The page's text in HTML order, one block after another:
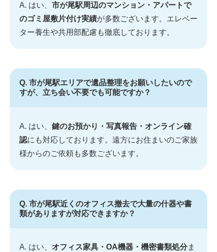
A. はい、 市が尾駅周辺のマンション・アパートで
のゴミ屋敷片付け実績が多数ございます。エレベー
ター養生や共用部配慮も徹底しております。
Q. 市が尾駅エリアで遺品整理をお願いしたいので
すが、立ち会い不要でも可能ですか？
A. はい、 鍵のお預かり・写真報告・オンライン確
認にも対応しております。遠方にお住まいのご家族
様からのご依頼も多数ございます。
Q. 市が尾駅近くのオフィス撤去で大量の什器や書
類がありますが対応できますか？
A. はい、 オフィス家具・OA機器・機密書類処分ま